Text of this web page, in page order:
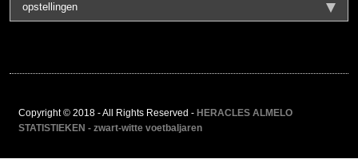
opstellingen
Copyright © 2018 - All Rights Reserved - HERACLES ALMELO
STATISTIEKEN - zwart-witte voetbaljaren